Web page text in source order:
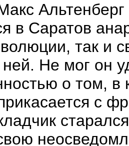
в Саратов
так и
Не мог он
о том, в
с